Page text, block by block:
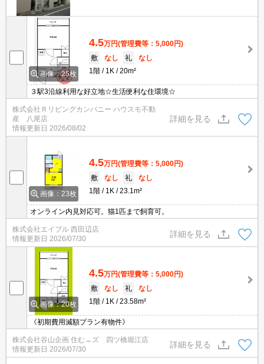
画像：25枚
4.5万円(管理費等：5,000円)
敷
なし 礼
なし
1階
1K 20m²
３駅3沿線利用な好立地☆生活便利な住環境☆
株式会社Ｒリビングカンパニー ハウスモ不動
産 八尾店
情報更新日 2026/08/02
詳細を見る
画像：23枚
4.5万円(管理費等：5,000円)
敷
なし 礼
なし
1階
1K 23.1m²
オンライン内見対応可。猫1匹まで飼育可。
株式会社エイブル 西田辺店
情報更新日 2026/07/30
詳細を見る
画像：20枚
4.5万円(管理費等：5,000円)
敷
なし 礼
なし
1階
1K 23.58m²
《初期費用減額プラン有物件》
株式会社谷山企画 住む→ズ 四ツ橋堀江店
情報更新日 2026/07/30
詳細を見る